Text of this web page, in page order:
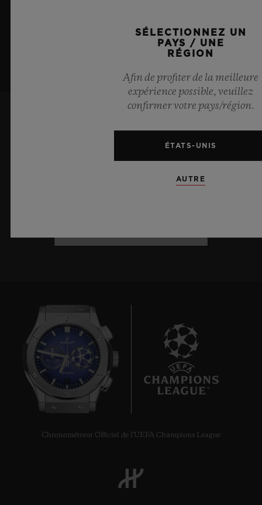
7
Chronométreur Officiel de l'UEFA Champions League
SÉLECTIONNEZ UN
PAYS / UNE
RÉGION
Afin de profiter de la meilleure
expérience possible, veuillez
confirmer votre pays/région.
ÉTATS-UNIS
AUTRE